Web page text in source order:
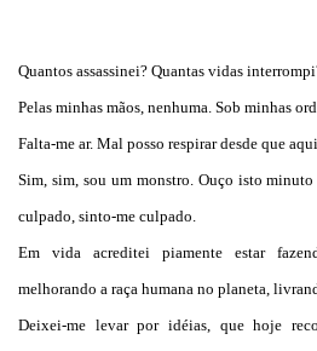
Quantos assassinei? Quantas vidas
Pelas minhas mãos, nenhuma. Sob minhas
Falta-me ar. Mal posso respirar desde que
Sim, sim, sou um monstro. Ouço isto
culpado, sinto-me culpado.
Em vida acreditei piamente estar
melhorando a raça humana no planeta,
Deixei-me levar por idéias, que hoje